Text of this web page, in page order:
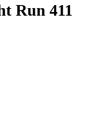
Run 411